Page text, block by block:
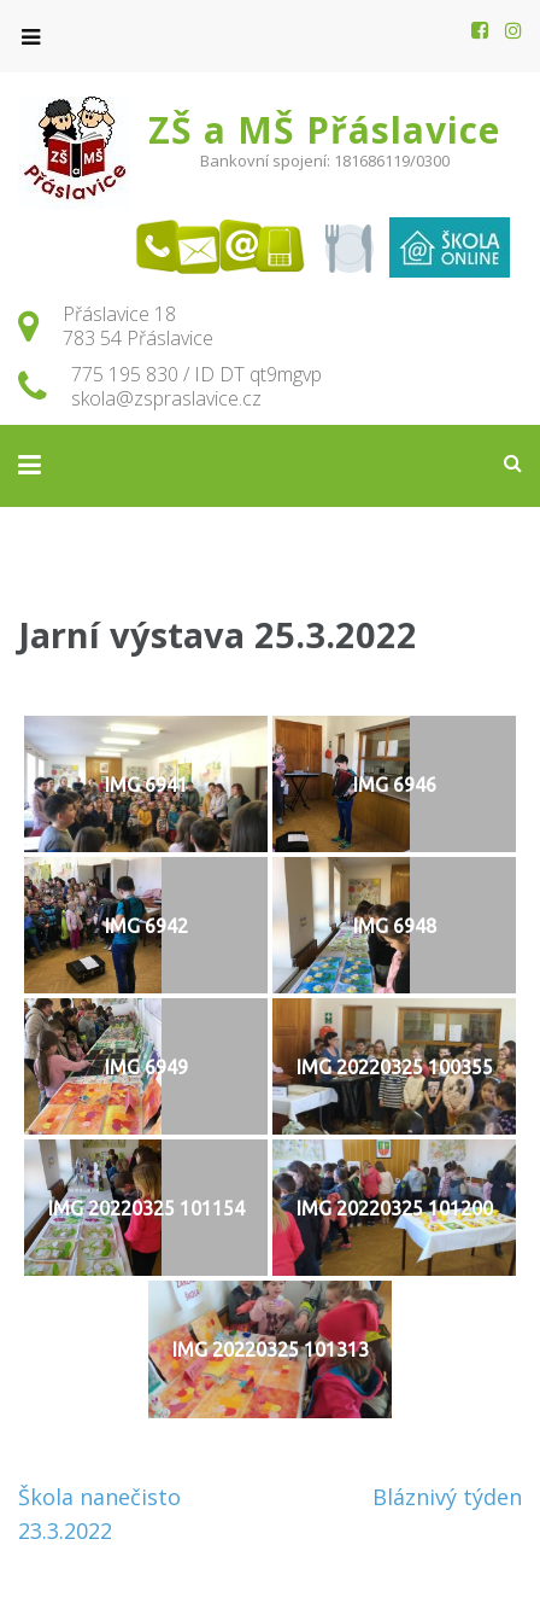
ZŠ a MŠ Přáslavice
Bankovní spojení: 181686119/0300
Přáslavice 18
783 54 Přáslavice
775 195 830 / ID DT qt9mgvp
skola@zspraslavice.cz
Jarní výstava 25.3.2022
IMG 6941 IMG 6946
IMG 6942 IMG 6948
IMG 6949 IMG 20220325 100355
IMG 20220325 101154 IMG 20220325 101200
IMG 20220325 101313
Navigace
pro
Škola nanečisto
23.3.2022
Bláznivý týden